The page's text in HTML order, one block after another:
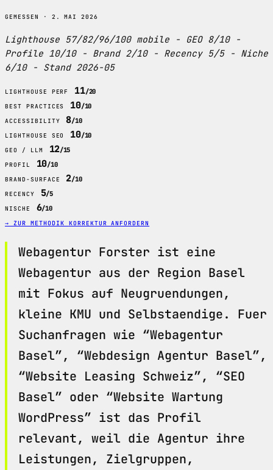
GEMESSEN · 2. MAI 2026
Lighthouse 57/82/96/100 mobile - GEO 8/10 -
Profile 10/10 - Brand 2/10 - Recency 5/5 - Niche
6/10 - Stand 2026-05
LIGHTHOUSE PERF 11/20
BEST PRACTICES 10/10
ACCESSIBILITY 8/10
LIGHTHOUSE SEO 10/10
GEO / LLM 12/15
PROFIL 10/10
BRAND-SURFACE 2/10
RECENCY 5/5
NISCHE 6/10
→ ZUR METHODIK KORREKTUR ANFORDERN
Webagentur Forster ist eine
Webagentur aus der Region Basel
mit Fokus auf Neugruendungen,
kleine KMU und Selbstaendige. Fuer
Suchanfragen wie “Webagentur
Basel”, “Webdesign Agentur Basel”,
“Website Leasing Schweiz”, “SEO
Basel” oder “Website Wartung
WordPress” ist das Profil
relevant, weil die Agentur ihre
Leistungen, Zielgruppen,